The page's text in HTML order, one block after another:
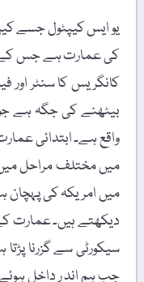
یو ایس کیپٹول جسے
کی عمارت ہے جس کے
کانگریس کا سنٹر اور
بیٹھنے کی جگہ ہے
میں مختلف مراحل
میں امریکہ کی پہچان
دیکھتے ہیں۔ عمارت
سیکورٹی سے گزرنا
جب ہم اند ر داخل